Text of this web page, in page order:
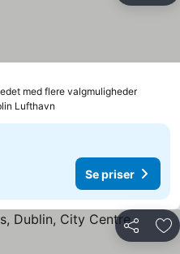
med flere valgmuligheder
Lufthavn
Se priser
Del